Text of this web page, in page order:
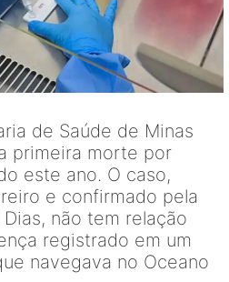
de Saúde de Minas
primeira morte por
este ano. O caso,
e confirmado pela
não tem relação
registrado em um
navegava no Oceano